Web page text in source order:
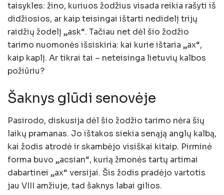
taisykles: žino, kuriuos žodžius visada reikia rašyti iš
didžiosios, ar kaip teisingai ištarti nedidelį trijų
raidžių žodelį „ask“. Tačiau net dėl šio žodžio
tarimo nuomonės išsiskiria: kai kurie ištaria „ax“,
kaip kaplį. Ar tikrai tai – neteisinga lietuvių kalbos
požiūriu?
Šaknys glūdi senovėje
Pasirodo, diskusija dėl šio žodžio tarimo nėra šių
laikų pramanas. Jo ištakos siekia senąją anglų kalbą,
kai žodis atrodė ir skambėjo visiškai kitaip. Pirminė
forma buvo „acsian“, kurią žmonės tartų artimai
dabartinei „ax“ versijai. Šis žodis pradėjo vartotis
jau VIII amžiuje, tad šaknys labai gilios.